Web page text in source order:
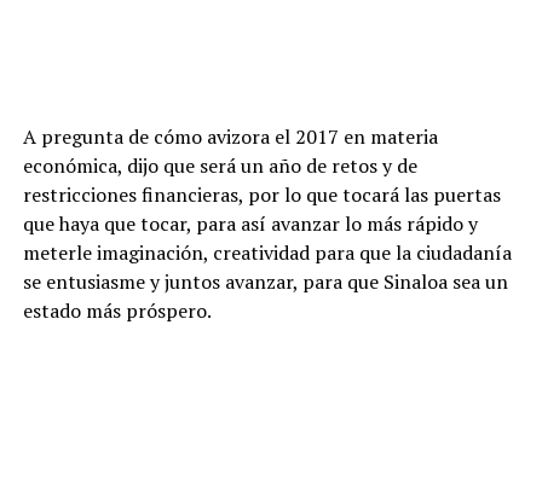
A pregunta de cómo avizora el 2017 en materia
económica, dijo que será un año de retos y de
restricciones financieras, por lo que tocará las puertas
que haya que tocar, para así avanzar lo más rápido y
meterle imaginación, creatividad para que la ciudadanía
se entusiasme y juntos avanzar, para que Sinaloa sea un
estado más próspero.